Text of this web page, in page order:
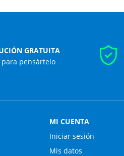
GRATUITA
para pensártelo
MI CUENTA
Iniciar sesión
Mis datos